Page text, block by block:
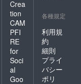
Crea
tion
CAM
PFI
RE
for
Soci
al
Goo
各種規定
利用規
約
細則
プライ
バシー
ポリ